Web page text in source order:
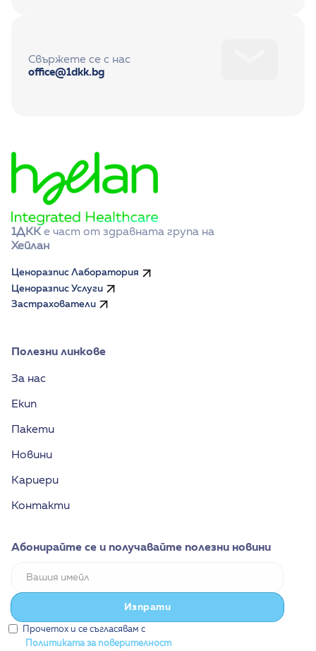
Свържете се с нас
office@1dkk.bg
1ДКК
Хейлан
Ценоразпис Лаборатория
Ценоразпис Услуги
Застрахователи
Полезни линкове
За нас
Екип
Пакети
Новини
Кариери
Контакти
Абонирайте се и получавайте полезни новини
Прочетох и се съгласявам с
Политиката за поверителност